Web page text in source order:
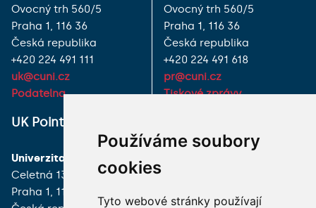
Používáme soubory
cookies
Tyto webové stránky používají
Ovocný trh 560/5
Praha 1, 116 36
Česká republika
+420 224 491 111
uk@cuni.cz
Podatelna
Ovocný trh 560/5
Praha 1, 116 36
Česká republika
+420 224 491 618
pr@cuni.cz
Tiskové zprávy
UK Point
Univerzita Karlova
Celetná 13
Praha 1, 116 36
JAK K NÁM?